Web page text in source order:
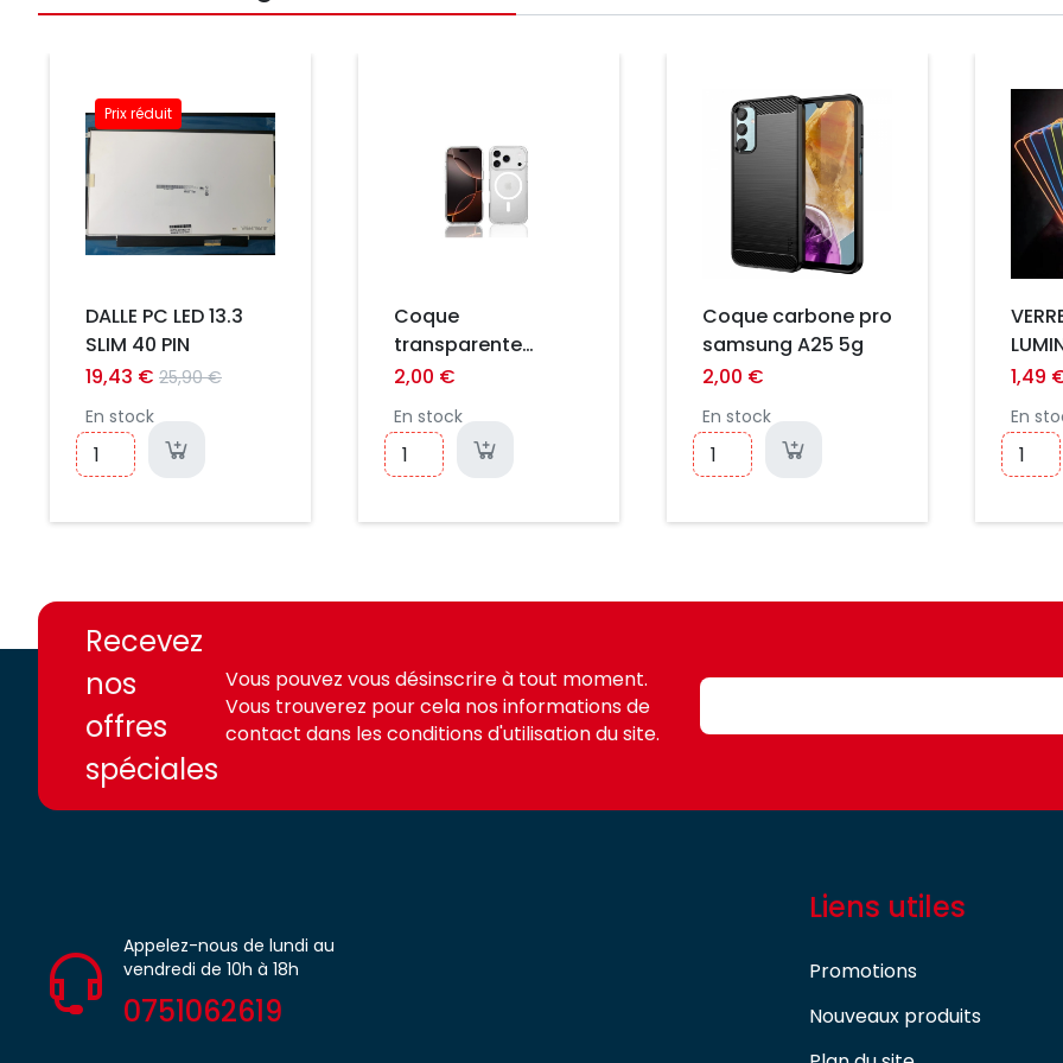
Prix réduit
DALLE PC LED 13.3
SLIM 40 PIN
19,43 € 25,90 €
En stock
Coque
transparente
magsafe iPhone 17
2,00 €
En stock
Prix
Coque carbone pro
samsung A25 5g
2,00 €
En stock
PRO
1,49
En
access.fr
access.fr
Recevez
nos
offres
spéciales
Vous pouvez vous désinscrire à tout moment.
Vous trouverez pour cela nos informations de
contact dans les conditions d'utilisation du site.
Appelez-nous de lundi au
vendredi de 10h à 18h
0751062619
Liens utiles
Promotions
Nouveaux produits